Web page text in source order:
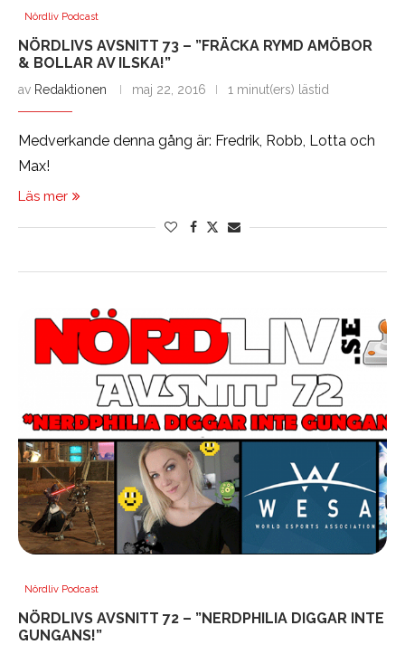
Nördliv Podcast
NÖRDLIVS AVSNITT 73 – ”FRÄCKA RYMD AMÖBOR
& BOLLAR AV ILSKA!”
av Redaktionen maj 22, 2016 1 minut(ers) lästid
Medverkande denna gång är: Fredrik, Robb, Lotta och
Max!
Läs mer
Nördliv Podcast
NÖRDLIVS AVSNITT 72 – ”NERDPHILIA DIGGAR INTE
GUNGANS!”